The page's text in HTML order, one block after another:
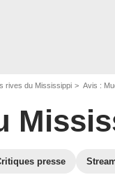
rives du Mississippi Avis :
presse